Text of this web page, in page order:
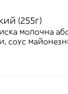
(255г)
молочна
соус